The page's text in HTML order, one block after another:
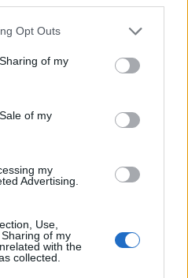
app uses one or more Google
behaviour. You may click to
and its third-party tags to
purposes in below Google
Opt Outs
of my
of my
my
Advertising.
Use,
of my
with the
collected.